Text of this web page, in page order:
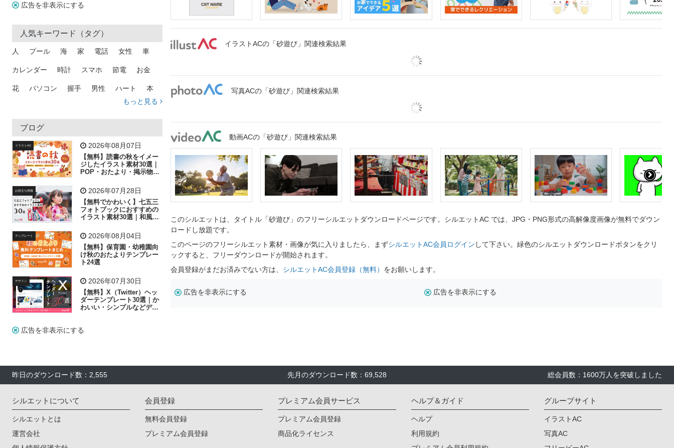
広告を非表示にする
人気キーワード（タグ）
人 プール 海 家 電話 女性 車
カレンダー 時計 スマホ 節電 お金
花 パソコン 握手 男性 ハート 本
トラック 木
吹き出し
飛行機 グラフ ビル 魚 家族 書類
歩く 工場 会社 太陽 キラキラ
子供 作業員 葉 相談 ピクトグラム
もっと見る
ブログ
イラストAC 2026年08月07日
【無料】読書の秋をイメー
ジしたイラスト素材30選｜
POP・おたより・掲示物に
お役立ち情報 2026年07月28日
【無料でかわいく】七五三
フォトブックにおすすめの
イラスト素材30選｜和風の
テンプレート 2026年08月04日
【無料】保育園・幼稚園向
け秋のおたよりテンプレー
ト24選
デザイン 2026年07月30日
【無料】X（Twitter）ヘッ
ダーテンプレート30選｜か
わいい・シンプルなどデザ
広告を非表示にする
イラストACの「砂遊び」関連検索結果
写真ACの「砂遊び」関連検索結果
動画ACの「砂遊び」関連検索結果
このシルエットは、タイトル「砂遊び」のフリーシルエットダウンロードページです。シルエットAC では、JPG・PNG形式の高解像度画像が無料でダウン
ロードし放題です。
このページのフリーシルエット素材・画像が気に入りましたら、まずシルエットAC会員ログイン して下さい。緑色のシルエットダウンロードボタンをクリ
ックすると、フリーダウンロードが開始されます。
会員登録がまだお済みでない方は、 シルエットAC会員登録（無料） をお願いします。
広告を非表示にする 広告を非表示にする
昨日のダウンロード数：2,555 先月のダウンロード数：69,528 総会員数：1600万人を突破しました
シルエットについて
シルエットとは
運営会社
会員登録
無料会員登録
プレミアム会員登録
プレミアム会員サービス
プレミアム会員登録
商品化ライセンス
ヘルプ＆ガイド
ヘルプ
利用規約
グループサイト
イラストAC
写真AC